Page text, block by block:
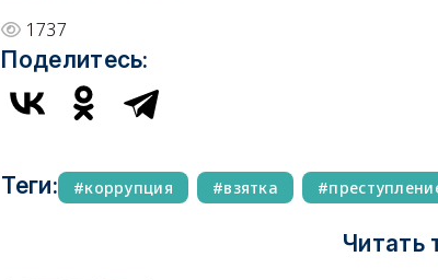
1737
Поделитесь:
Теги: коррупция взятка
Читать